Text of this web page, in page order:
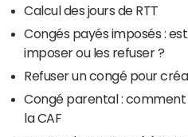
Calcul des jours de RTT
Congés payés imposés :
imposer ou les refuser ?
Refuser un congé pour
Congé parental :
la CAF